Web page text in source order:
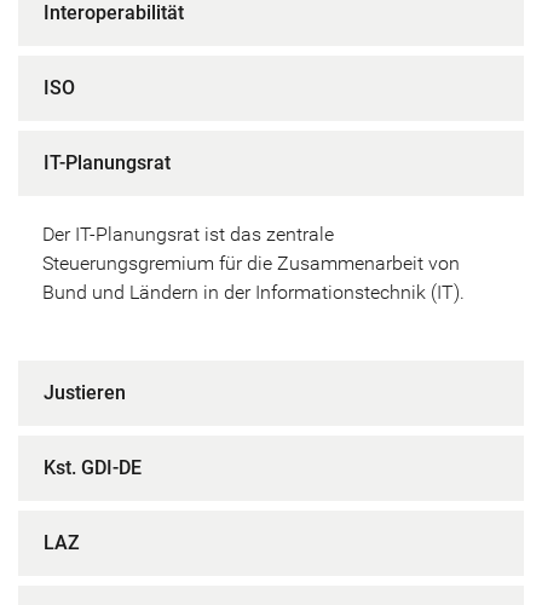
Interoperabilität
ISO
IT-Planungsrat
Der IT-Planungsrat ist das zentrale
Steuerungsgremium für die Zusammenarbeit von
Bund und Ländern in der Informationstechnik (IT).
Justieren
Kst. GDI-DE
LAZ